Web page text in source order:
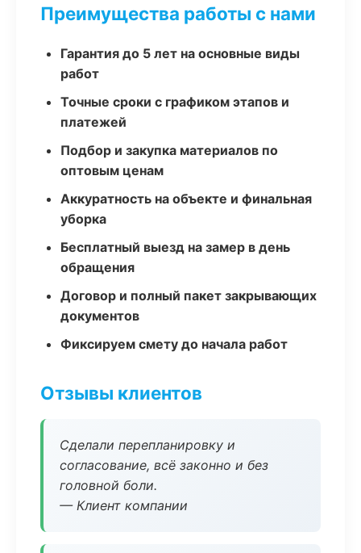
Преимущества работы с нами
Гарантия до 5 лет на основные виды
работ
Точные сроки с графиком этапов и
платежей
Подбор и закупка материалов по
оптовым ценам
Аккуратность на объекте и финальная
уборка
Бесплатный выезд на замер в день
обращения
Договор и полный пакет закрывающих
документов
Фиксируем смету до начала работ
Отзывы клиентов
Сделали перепланировку и
согласование, всё законно и без
головной боли.
— Клиент компании